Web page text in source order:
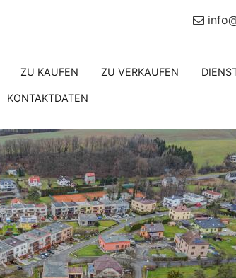
ZU KAUFEN ZU VERKAUFEN
KONTAKTDATEN